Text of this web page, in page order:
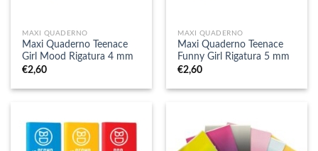
MAXI QUADERNO
Maxi Quaderno Teenace
Girl Mood Rigatura 4 mm
€2,60
MAXI QUADERNO
Maxi Quaderno Teenace
Funny Girl Rigatura 5 mm
€2,60